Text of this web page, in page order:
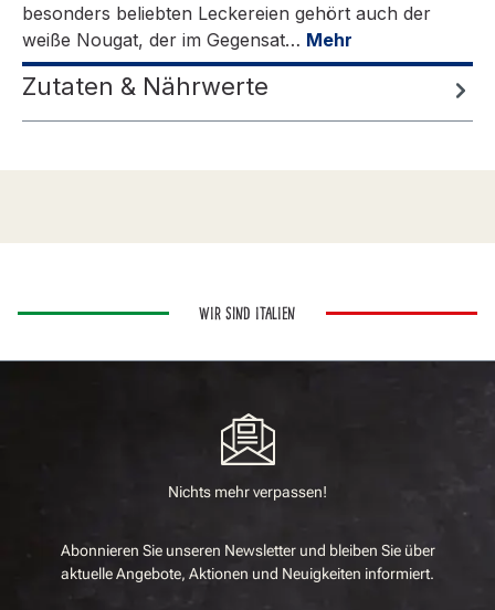
besonders beliebten Leckereien gehört auch der
weiße Nougat, der im Gegensat… Mehr
Zutaten & Nährwerte
WIR SIND ITALIEN
Nichts mehr verpassen!
Abonnieren Sie unseren Newsletter und bleiben Sie über
aktuelle Angebote, Aktionen und Neuigkeiten informiert.